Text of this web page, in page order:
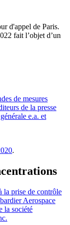
d'appel de Paris.
fait l’objet d’un
de mesures
de la presse
e.a. et
.
la prise de contrôle
Aerospace
la société